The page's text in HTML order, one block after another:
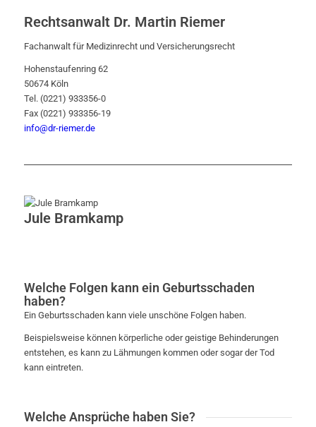
Rechtsanwalt Dr. Martin Riemer
Fachanwalt für Medizinrecht und Versicherungsrecht
Hohenstaufenring 62
50674 Köln
Tel. (0221) 933356-0
Fax (0221) 933356-19
info@dr-riemer.de
Jule Bramkamp
Welche Folgen kann ein Geburtsschaden
haben?
Ein Geburtsschaden kann viele unschöne Folgen haben.
Beispielsweise können körperliche oder geistige Behinderungen
entstehen, es kann zu Lähmungen kommen oder sogar der Tod
kann eintreten.
Welche Ansprüche haben Sie?